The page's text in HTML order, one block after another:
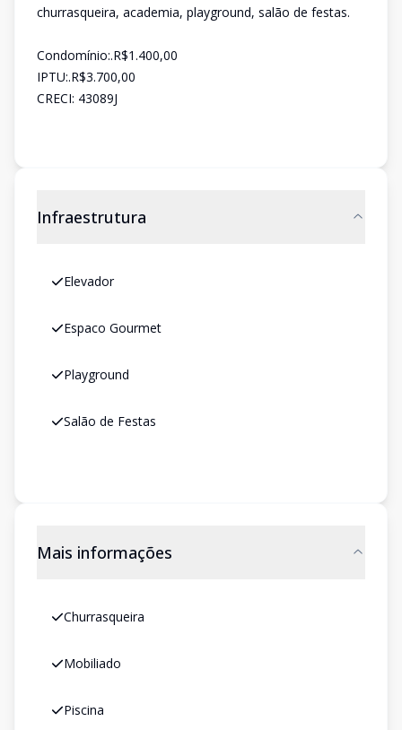
churrasqueira, academia, playground, salão de festas.
Condomínio:.R$1.400,00
IPTU:.R$3.700,00
CRECI: 43089J
Infraestrutura
Elevador
Espaco Gourmet
Playground
Salão de Festas
Mais informações
Churrasqueira
Mobiliado
Piscina